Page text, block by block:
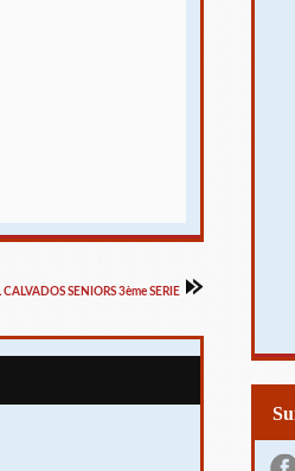
SENIORS 3ème SERIE